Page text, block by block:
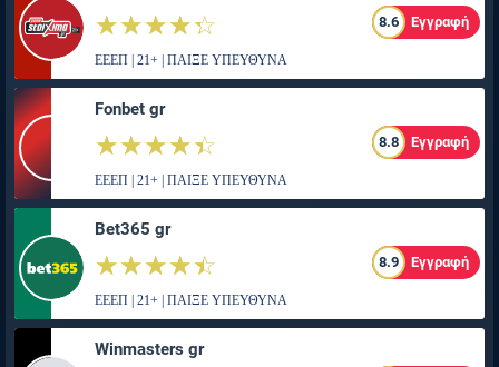
☆☆☆☆☆
★★★★★ 8.6 Εγγραφή
ΕΕΕΠ | 21+ | ΠΑΙΞΕ ΥΠΕΥΘΥΝΑ
Fonbet gr
☆☆☆☆☆
★★★★★ 8.8 Εγγραφή
ΕΕΕΠ | 21+ | ΠΑΙΞΕ ΥΠΕΥΘΥΝΑ
Bet365 gr
☆☆☆☆☆
★★★★★ 8.9 Εγγραφή
ΕΕΕΠ | 21+ | ΠΑΙΞΕ ΥΠΕΥΘΥΝΑ
Winmasters gr